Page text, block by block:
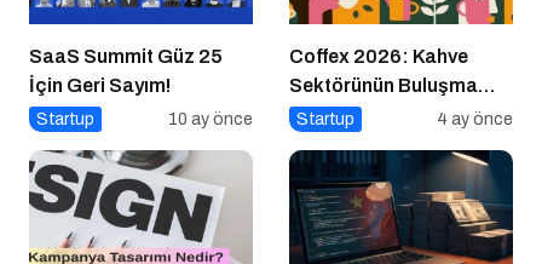
SaaS Summit Güz 25
İçin Geri Sayım!
Startup 10 ay önce
Coffex 2026: Kahve
Sektörünün Buluşma
Noktası
Startup 4 ay önce